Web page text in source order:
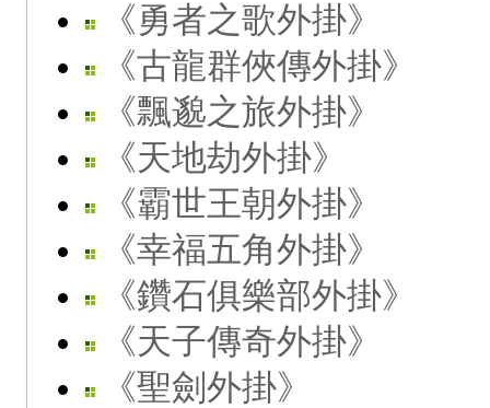
《勇者之歌外掛》
《古龍群俠傳外掛》
《飄邈之旅外掛》
《天地劫外掛》
《霸世王朝外掛》
《幸福五角外掛》
《鑽石俱樂部外掛》
《天子傳奇外掛》
《聖劍外掛》